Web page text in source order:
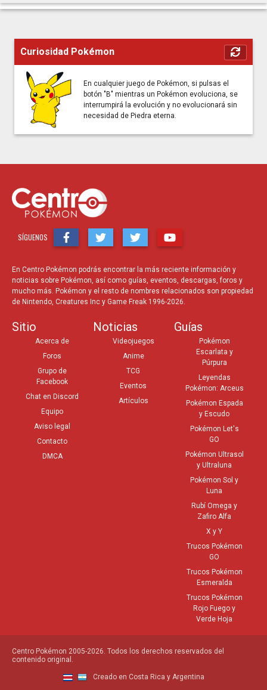
Curiosidad Pokémon
En cualquier juego de Pokémon, si pulsas el
botón "B" mientras un Pokémon evoluciona, se
interrumpirá la evolución y no evolucionará sin
necesidad de Piedra eterna.
SÍGUENOS
En Centro Pokémon podrás encontrar la más reciente información y
noticias sobre Pokémon, así como guías, eventos, descargas, foros y
mucho más. Pokémon y el resto de nombres relacionados son propiedad
de Nintendo, Creatures Inc y Game Freak 1996-2026.
Sitio
Acerca de
Foros
Grupo de
Facebook
Chat en Discord
Equipo
Aviso legal
Contacto
DMCA
Noticias
Videojuegos
Anime
TCG
Eventos
Artículos
Guías
Pokémon
Escarlata y
Púrpura
Leyendas
Pokémon: Arceus
Pokémon Espada
y Escudo
Pokémon Let's
GO
Pokémon Ultrasol
y Ultraluna
Pokémon Sol y
Luna
Rubí Omega y
Zafiro Alfa
X y Y
Trucos Pokémon
GO
Trucos Pokémon
Esmeralda
Trucos Pokémon
Rojo Fuego y
Verde Hoja
Centro Pokémon 2005-2026. Todos los derechos reservados del
contenido original.
Creado en Costa Rica y Argentina